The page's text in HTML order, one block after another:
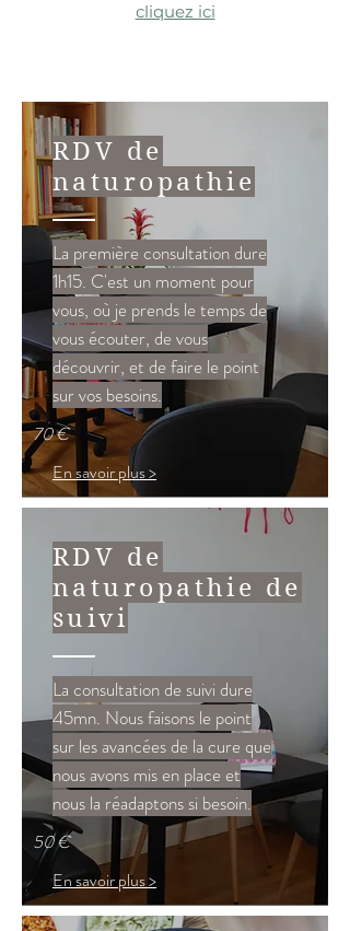
cliquez ici
RDV de
naturopathie
La première consultation dure
1h15. C'est un moment pour
vous, où je prends le temps de
vous écouter, de vous
découvrir, et de faire le point
sur vos besoins.
En savoir plus >
70 €
RDV de
naturopathie de
suivi
La consultation de suivi dure
45mn. Nous faisons le point
sur les avancées de la cure que
nous avons mis en place et
nous la réadaptons si besoin.
En savoir plus >
50 €